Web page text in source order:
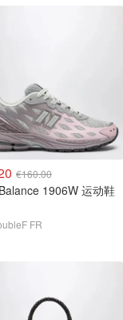
€160.00
1906W 运动鞋
FR